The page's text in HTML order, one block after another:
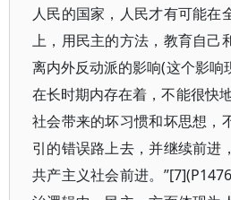
人民的国家，人民才有可能在
上，用民主的方法，教育自己
离内外反动派的影响(这个影响
在长时期内存在着，不能很快
社会带来的坏习惯和坏思想，
引的错误路上去，并继续前进
共产主义社会前进。